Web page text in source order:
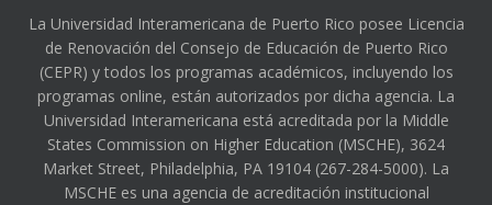
La Universidad Interamericana de Puerto Rico posee Licencia
de Renovación del Consejo de Educación de Puerto Rico
(CEPR) y todos los programas académicos, incluyendo los
programas online, están autorizados por dicha agencia. La
Universidad Interamericana está acreditada por la Middle
States Commission on Higher Education (MSCHE), 3624
Market Street, Philadelphia, PA 19104 (267-284-5000). La
MSCHE es una agencia de acreditación institucional